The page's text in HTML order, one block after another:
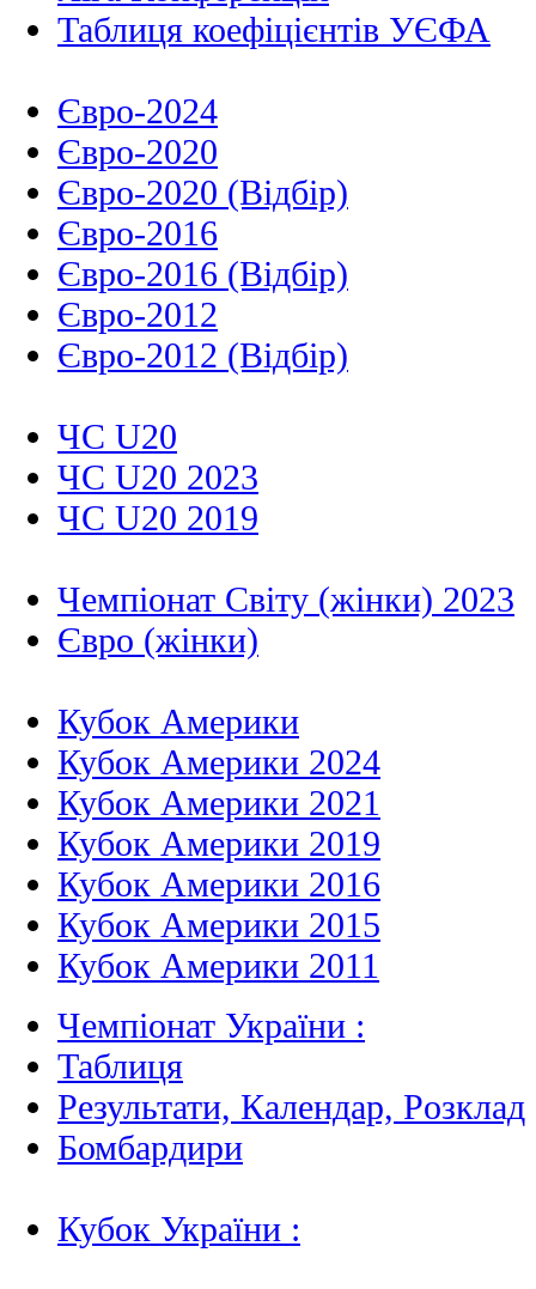
Таблиця коефіцієнтів УЄФА
Євро-2024
Євро-2020
Євро-2020 (Відбір)
Євро-2016
Євро-2016 (Відбір)
Євро-2012
Євро-2012 (Відбір)
ЧС U20
ЧС U20 2023
ЧС U20 2019
Чемпіонат Світу (жінки) 2023
Євро (жінки)
Кубок Америки
Кубок Америки 2024
Кубок Америки 2021
Кубок Америки 2019
Кубок Америки 2016
Кубок Америки 2015
Кубок Америки 2011
Чемпіонат України :
Таблиця
Результати, Календар, Poзклад
Бомбардири
Кубок України :